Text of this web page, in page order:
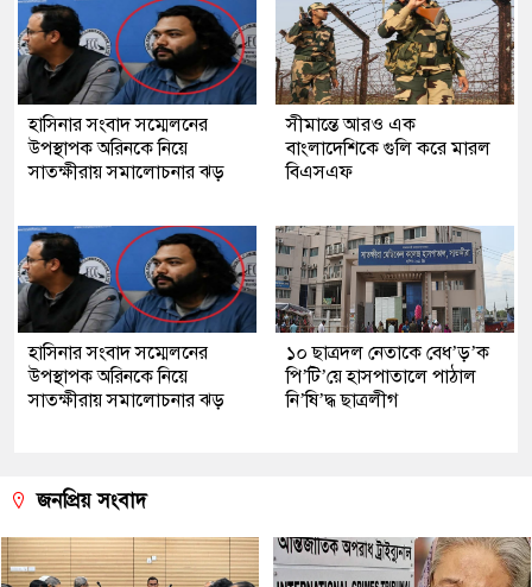
হাসিনার সংবাদ সম্মেলনের
উপস্থাপক অরিনকে নিয়ে
সাতক্ষীরায় সমালোচনার ঝড়
সীমান্তে আরও এক
বাংলাদেশিকে গুলি করে মারল
বিএসএফ
হাসিনার সংবাদ সম্মেলনের
উপস্থাপক অরিনকে নিয়ে
সাতক্ষীরায় সমালোচনার ঝড়
১০ ছাত্রদল নেতাকে বেধ’ড়’ক
পি’টি’য়ে হাসপাতালে পাঠাল
নি’ষি’দ্ধ ছাত্রলীগ
জনপ্রিয় সংবাদ